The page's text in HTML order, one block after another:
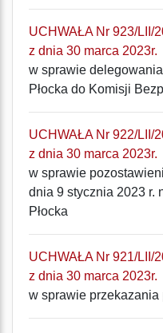
UCHWAŁA Nr 923/LII/
z dnia 30 marca 2023r.
w sprawie
Płocka do Komisji
UCHWAŁA Nr 922/LII/
z dnia 30 marca 2023r.
w sprawie
dnia 9 stycznia 2023 r.
Płocka
UCHWAŁA Nr 921/LII/
z dnia 30 marca 2023r.
w sprawie przekazania